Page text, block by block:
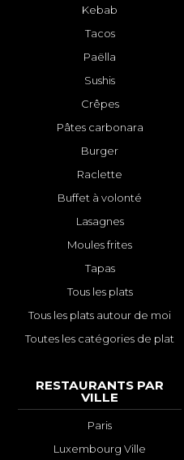
Kebab
Tacos
Paëlla
Sushis
Crêpes
Pâtes carbonara
Burger
Raclette
Buffet à volonté
Lasagnes
Moules frites
Tapas
Tous les plats
Tous les plats autour de moi
Toutes les catégories de plat
RESTAURANTS PAR
VILLE
Paris
Luxembourg Ville